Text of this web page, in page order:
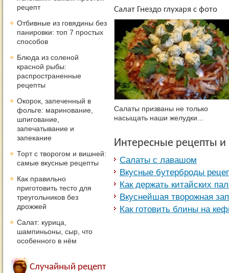
Салат Гнездо глухаря с фото
Салаты призваны не только
насыщать наши желудки...
Интересные рецепты
Салаты с лавашом
Вкусные бутерброды
Как держать китайских
Вкуснейшая творожная
Как готовить блины на
рецепт
Отбивные из говядины без
панировки: топ 7 простых
способов
Блюда из соленой
красной рыбы:
распространенные
рецепты
Окорок, запеченный в
фольге: маринование,
шпигование,
запечатывание и
запекание
Торт с творогом и вишней:
самые вкусные рецепты
Как правильно
приготовить тесто для
треугольников без
дрожжей
Салат: курица,
шампиньоны, сыр, что
особенного в нём
Случайный рецепт